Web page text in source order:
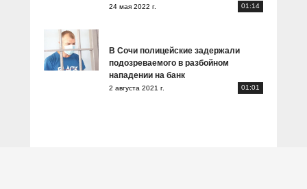
24 мая 2022 г. 01:14
В Сочи полицейские задержали
подозреваемого в разбойном
нападении на банк
2 августа 2021 г. 01:01